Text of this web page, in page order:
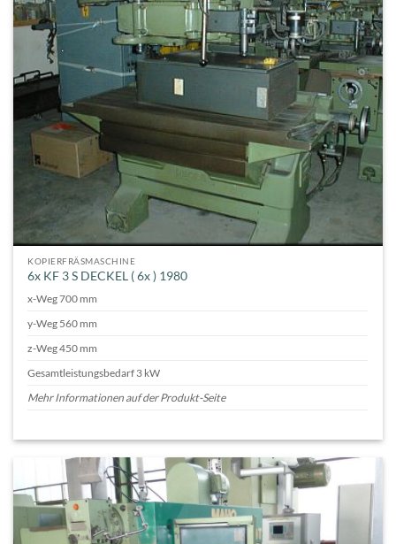
KOPIERFRÄSMASCHINE
6x KF 3 S DECKEL ( 6x ) 1980
x-Weg 700 mm
y-Weg 560 mm
z-Weg 450 mm
Gesamtleistungsbedarf 3 kW
Mehr Informationen auf der Produkt-Seite